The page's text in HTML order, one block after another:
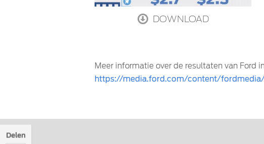
DOWNLOAD
Meer informatie over de resultaten van Ford
https://media.ford.com/content/
Delen